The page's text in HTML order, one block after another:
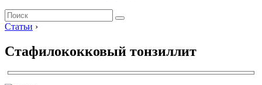
Статьи ›
Стафилококковый тонзиллит